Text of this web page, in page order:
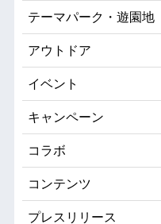
テーマパーク・遊園地
アウトドア
イベント
キャンペーン
コラボ
コンテンツ
プレスリリース